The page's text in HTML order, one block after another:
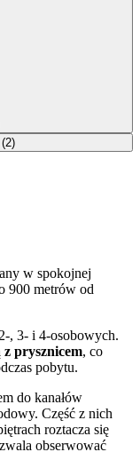
w spokojnej
900 metrów od
, 3- i 4-osobowych.
z prysznicem, co
pobytu.
do kanałów
Część z nich
roztacza się
obserwować